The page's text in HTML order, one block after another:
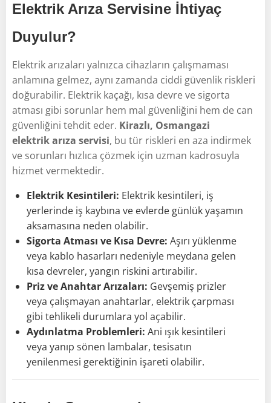
Elektrik Arıza Servisine İhtiyaç
Duyulur?
Elektrik arızaları yalnızca cihazların çalışmaması
anlamına gelmez, aynı zamanda ciddi güvenlik riskleri
doğurabilir. Elektrik kaçağı, kısa devre ve sigorta
atması gibi sorunlar hem mal güvenliğini hem de can
güvenliğini tehdit eder. Kirazlı, Osmangazi
elektrik arıza servisi, bu tür riskleri en aza indirmek
ve sorunları hızlıca çözmek için uzman kadrosuyla
hizmet vermektedir.
Elektrik Kesintileri: Elektrik kesintileri, iş
yerlerinde iş kaybına ve evlerde günlük yaşamın
aksamasına neden olabilir.
Sigorta Atması ve Kısa Devre: Aşırı yüklenme
veya kablo hasarları nedeniyle meydana gelen
kısa devreler, yangın riskini artırabilir.
Priz ve Anahtar Arızaları: Gevşemiş prizler
veya çalışmayan anahtarlar, elektrik çarpması
gibi tehlikeli durumlara yol açabilir.
Aydınlatma Problemleri: Ani ışık kesintileri
veya yanıp sönen lambalar, tesisatın
yenilenmesi gerektiğinin işareti olabilir.